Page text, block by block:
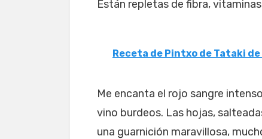
Están repletas de fibra,
Receta de Pintxo de Tataki
Me encanta el rojo sangre
vino burdeos. Las hojas,
una guarnición maravillosa,